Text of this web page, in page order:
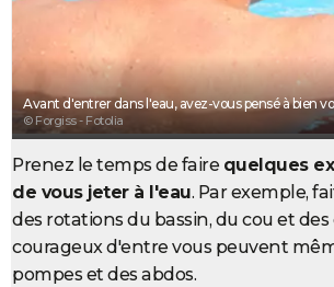
GUIDES D'ACHAT
BONS PLANS
CARTE DE VOEUX
Carte de Noël
Carte Bonne année
Carte Saint-Valentin
Carte Pâques
Carte d'anniversaire
DICTIONNAIRE
Dictionnaire
Biographies
Citations
Expressions
Proverbes
PROGRAMME TV
Avant d'entrer dans l'eau, avez-vous pensé à bien
© Forgiss - Fotolia
Prenez le temps de faire quelques
de vous jeter à l'eau. Par exemple,
des rotations du bassin, du cou et des
courageux d'entre vous peuvent
pompes et des abdos.